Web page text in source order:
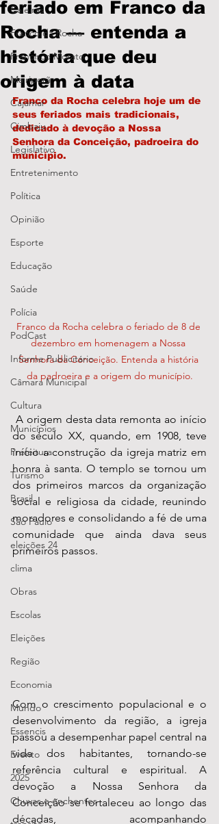
Caieiras
Franco da Rocha
Francisco Morato
Mairiporã
Cajamar
Cimbaju
Legislativo
Entretenimento
Política
Opinião
Esporte
Educação
Saúde
Polícia
PodCast
Informe Publicitário
Câmara Municipal
Cultura
Municípios
Prefeitura
Turismo
Brasil
São Paulo
eleições 24
clima
Obras
Escolas
Eleições
Região
Economia
Mundo
Essencis
Evento
2025
Chuvas e enchentes
feriado em Franco da
Rocha — entenda a
história que deu
origem à data
Franco da Rocha celebra hoje um de
seus feriados mais tradicionais,
dedicado à devoção a Nossa
Senhora da Conceição, padroeira do
município.
Franco da Rocha celebra o feriado de 8 de
dezembro em homenagem a Nossa
Senhora da Conceição. Entenda a história
da padroeira e a origem do município.
do século XX, quando, em 1908, teve
início a construção da igreja matriz em
honra à santa. O templo se tornou um
dos primeiros marcos da organização
social e religiosa da cidade, reunindo
moradores e consolidando a fé de uma
comunidade que ainda dava seus
primeiros passos.
Com o crescimento populacional e o
desenvolvimento da região, a igreja
passou a desempenhar papel central na
vida dos habitantes, tornando-se
referência cultural e espiritual. A
devoção a Nossa Senhora da
Conceição se fortaleceu ao longo das
décadas, acompanhando